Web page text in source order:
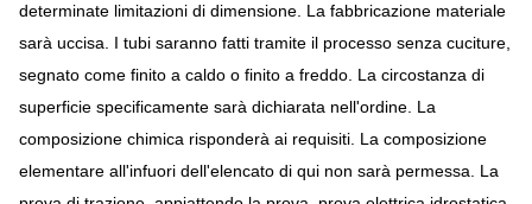
determinate limitazioni di dimensione. La fabbricazione materiale
sarà uccisa. I tubi saranno fatti tramite il processo senza cuciture,
segnato come finito a caldo o finito a freddo. La circostanza di
superficie specificamente sarà dichiarata nell'ordine. La
composizione chimica risponderà ai requisiti. La composizione
elementare all'infuori dell'elencato di qui non sarà permessa. La